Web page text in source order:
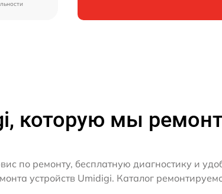
которую мы
по ремонту, бесплатную диагностику и
устройств Umidigi. Каталог